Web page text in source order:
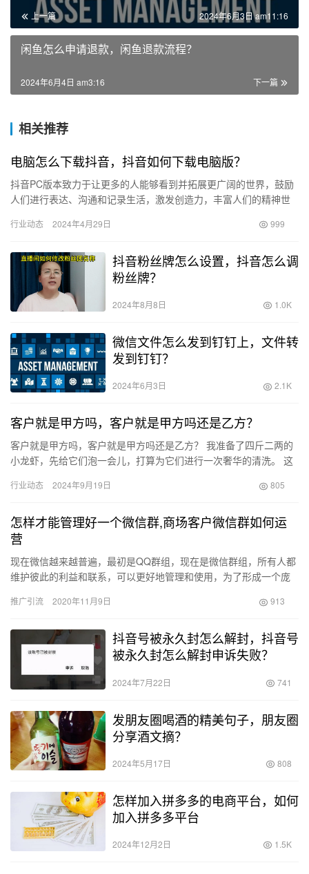
上一篇 2024年6月3日 am11:16
闲鱼怎么申请退款，闲鱼退款流程？
下一篇
2024年6月4日 am3:16
相关推荐
电脑怎么下载抖音，抖音如何下载电脑版？
抖音PC版本致力于让更多的人能够看到并拓展更广阔的世界，鼓励
人们进行表达、沟通和记录生活，激发创造力，丰富人们的精神世
食…
行业动态 2024年4月29日 999
抖音粉丝牌怎么设置，抖音怎么调
粉丝牌？
2024年8月8日 1.0K
微信文件怎么发到钉钉上，文件转
发到钉钉？
2024年6月3日 2.1K
客户就是甲方吗，客户就是甲方吗还是乙方？
客户就是甲方吗，客户就是甲方吗还是乙方？ 我准备了四斤二两的
小龙虾，先给它们泡一会儿，打算为它们进行一次奢华的清洗。 这
常…
行业动态 2024年9月19日 805
怎样才能管理好一个微信群,商场客户微信群如何运
营
现在微信越来越普遍，最初是QQ群组，现在是微信群组，所有人都
维护彼此的利益和联系，可以更好地管理和使用，为了形成一个庞
推广引流 2020年11月9日 913
抖音号被永久封怎么解封，抖音号
被永久封怎么解封申诉失败？
2024年7月22日 741
发朋友圈喝酒的精美句子，朋友圈
分享酒文摘？
2024年5月17日 808
怎样加入拼多多的电商平台，如何
加入拼多多平台
2024年12月2日 1.5K